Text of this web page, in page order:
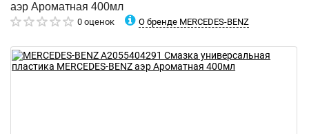
аэр Ароматная 400мл
0 оценок О бренде MERCEDES-BENZ